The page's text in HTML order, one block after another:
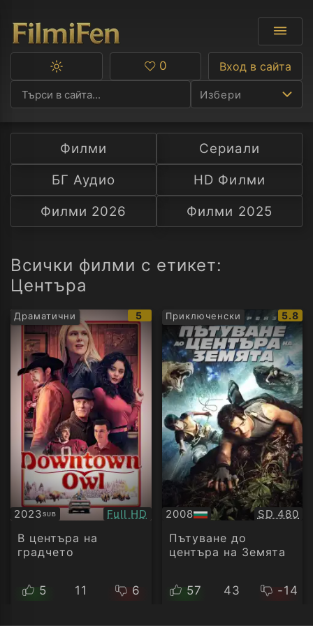
Избери
Ф
С
А
Превключване
тъмна
тема
Любими
0 Вход в сайта
Филми
Сериали
БГ Аудио
HD Филми
Филми 2026
Филми 2025
Всички филми с етикет:
Центъра
Драматични
IMDb
рейтинг:
5
2023SUB
Субтитри Качество:
Full HD
В центъра на
градчето
5 11 6
Приключенски
IMDb
5.8
2008
БГ
аудио
SD 480
Пътуване до
центъра на Земята
57 43 -14